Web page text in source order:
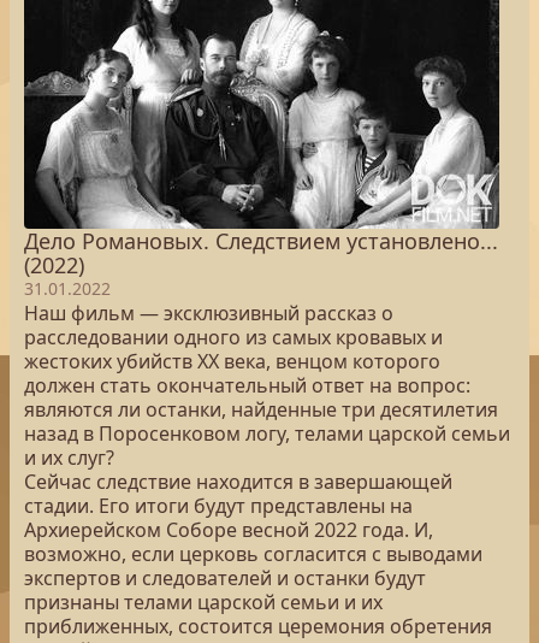
Дело Романовых. Следствием установлено...
(2022)
31.01.2022
Наш фильм — эксклюзивный рассказ о
расследовании одного из самых кровавых и
жестоких убийств XX века, венцом которого
должен стать окончательный ответ на вопрос:
являются ли останки, найденные три десятилетия
назад в Поросенковом логу, телами царской семьи
и их слуг?
Сейчас следствие находится в завершающей
стадии. Его итоги будут представлены на
Архиерейском Соборе весной 2022 года. И,
возможно, если церковь согласится с выводами
экспертов и следователей и останки будут
признаны телами царской семьи и их
приближенных, состоится церемония обретения